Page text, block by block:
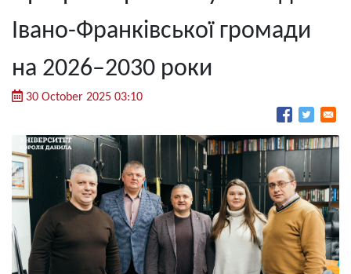
Івано-Франківської громади
на 2026–2030 роки
30 October 2025 03:10